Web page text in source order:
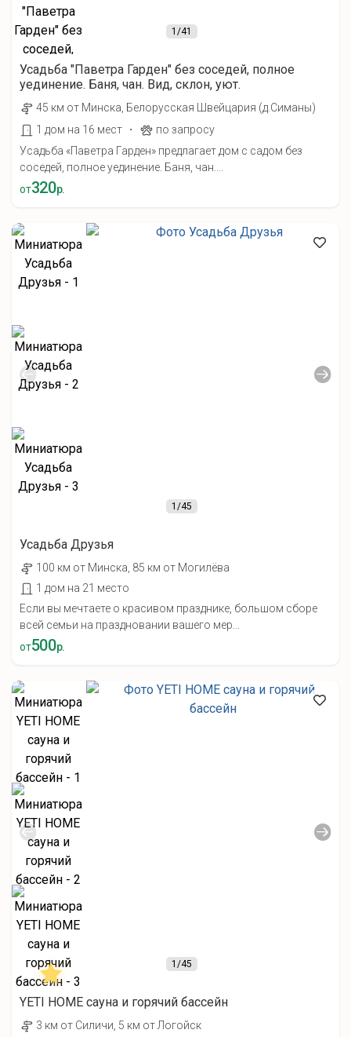
1/41
Усадьба "Паветра Гарден" без соседей, полное
уединение. Баня, чан. Вид, склон, уют.
45 км от Минска, Белорусская Швейцария (д.Симаны)
1 дом на 16 мест
·
по запросу
Усадьба «Паветра Гарден» предлагает дом с садом без
соседей, полное уединение. Баня, чан....
от320р.
1/45
Усадьба Друзья
100 км от Минска, 85 км от Могилёва
1 дом на 21 место
Если вы мечтаете о красивом празднике, большом сборе
всей семьи на праздновании вашего мер...
от500р.
1/45
YETI HOME cауна и горячий бассейн
3 км от Силичи, 5 км от Логойск